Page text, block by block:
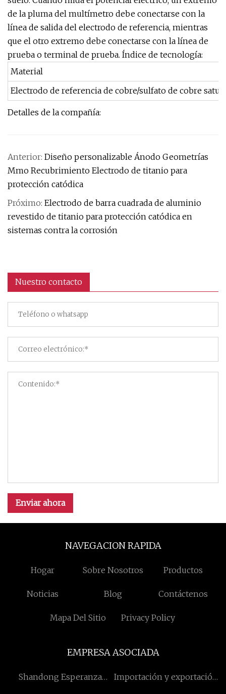
de la pluma del multímetro debe conectarse con la
línea de salida del electrodo de referencia, mientras
que el otro extremo debe conectarse con la línea de
prueba o terminal de prueba. Índice de tecnología:
Material
Electrodo de referencia de cobre/sulfato de cobre
Detalles de la compañía:
Anterior: Diseño personalizable Ánodo Geometrías
Mmo Recubrimiento Electrodo de titanio para
protección catódica
Próximo: Electrodo de barra cuadrada de aluminio
revestido de titanio para protección catódica en
sistemas contra la corrosión
Nuestro contacto
Enviar ahora
NAVEGACION RAPIDA
Hogar Sobre Nosotros Productos
Noticias Blog Contáctenos
Mapa Del Sitio Privacy Policy
EMPRESA ASOCIADA
Shandong Esperanza
Importación y exportación